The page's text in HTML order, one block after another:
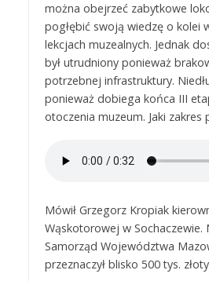
można obejrzeć zabytkowe
pogłębić swoją wiedzę o kolei
lekcjach muzealnych. Jednak
był utrudniony ponieważ
potrzebnej infrastruktury.
ponieważ dobiega końca III
otoczenia muzeum. Jaki
Mówił Grzegorz Kropiak
Wąskotorowej w Sochaczewie.
Samorząd Województwa
przeznaczył blisko 500 tys.